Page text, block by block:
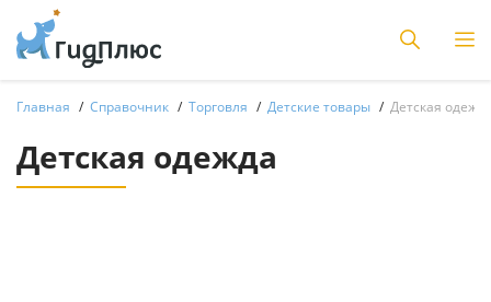
Главная Справочник Торговля Детские товары Детская
Детская одежда